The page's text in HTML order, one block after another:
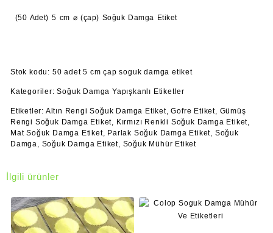
(50 Adet) 5 cm ⌀ (çap) Soğuk Damga Etiket
Stok kodu: 50 adet 5 cm çap soguk damga etiket
Kategoriler:Soğuk Damga Yapışkanlı Etiketler
Etiketler: Altın Rengi Soğuk Damga Etiket,Gofre Etiket, Gümüş
Rengi Soğuk Damga Etiket, Kırmızı Renkli Soğuk Damga Etiket,
Mat Soğuk Damga Etiket, Parlak Soğuk Damga Etiket, Soğuk
Damga, Soğuk Damga Etiket, Soğuk Mühür Etiket
İlgili ürünler